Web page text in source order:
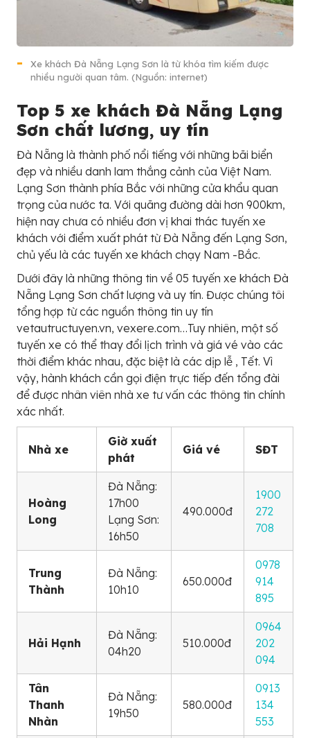
Xe khách Đà Nẵng Lạng Sơn là từ khóa tìm kiếm được
nhiều người quan tâm. (Nguồn: internet)
Top 5 xe khách Đà Nẵng Lạng
Sơn chất lương, uy tín
Đà Nẵng là thành phố nổi tiếng với những bãi biển
đẹp và nhiều danh lam thắng cảnh của Việt Nam.
Lạng Sơn thành phía Bắc với những cửa khẩu quan
trọng của nước ta. Với quãng đường dài hơn 900km,
hiện nay chưa có nhiều đơn vị khai thác tuyến xe
khách với điểm xuất phát từ Đà Nẵng đến Lạng Sơn,
chủ yếu là các tuyến xe khách chạy Nam -Bắc.
Dưới đây là những thông tin về 05 tuyến xe khách Đà
Nẵng Lạng Sơn chất lượng và uy tín. Được chúng tôi
tổng hợp từ các nguồn thông tin uy tín
vetautructuyen.vn, vexere.com…Tuy nhiên, một số
tuyến xe có thể thay đổi lịch trình và giá vé vào các
thời điểm khác nhau, đặc biệt là các dịp lễ , Tết. Vì
vậy, hành khách cần gọi điện trực tiếp đến tổng đài
để được nhân viên nhà xe tư vấn các thông tin chính
xác nhất.
Nhà xe
Giờ xuất
phát
Giá vé SĐT
Hoàng
Long
Đà Nẵng:
17h00
Lạng Sơn:
16h50
490.000đ
1900
272
708
Trung
Thành
Đà Nẵng:
10h10
650.000đ
0978
914
895
Hải Hạnh
Đà Nẵng:
04h20
510.000đ
0964
202
094
Tân
Thanh
Nhàn
Đà Nẵng:
19h50
580.000đ
0913
134
553